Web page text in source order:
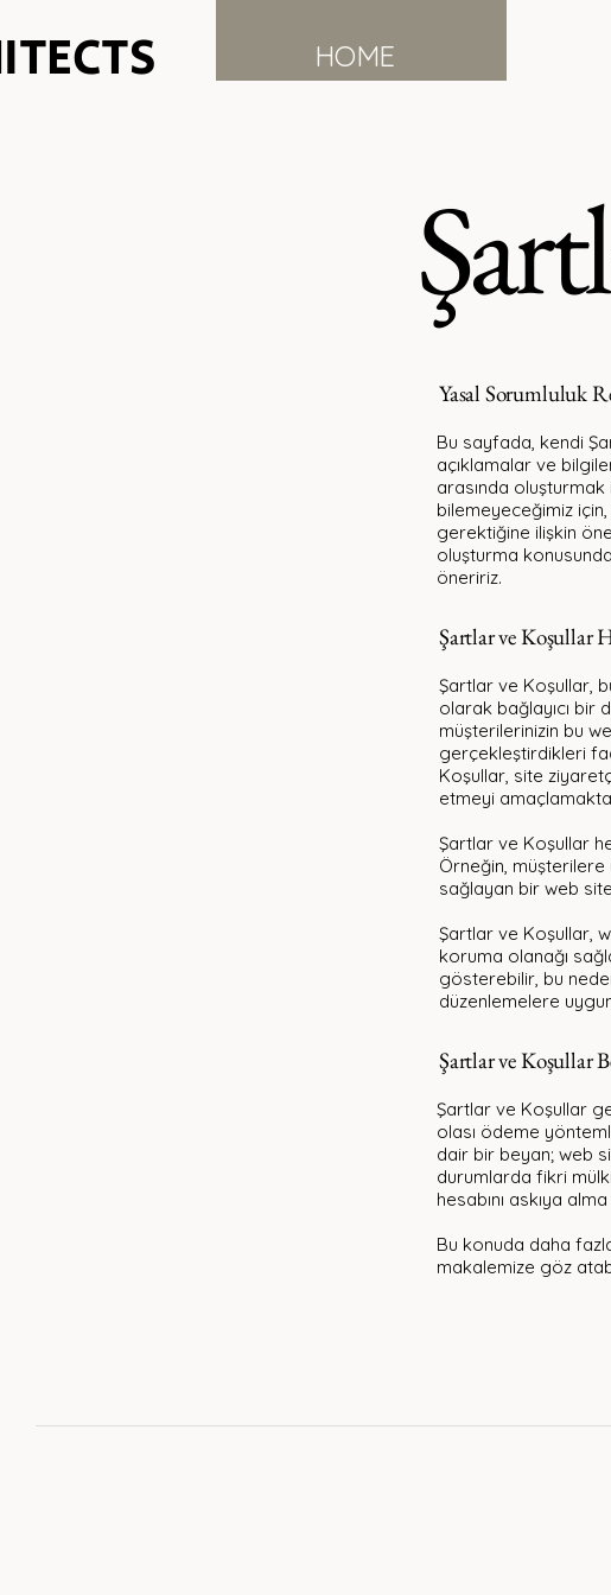
HOME
Yasal Sorumluluk
Bu sayfada, kendi
açıklamalar ve
arasında
bilemeyeceğimiz
gerektiğine ilişkin
oluşturma
öneririz.
Şartlar ve Koşullar
Şartlar ve Koşullar,
olarak bağlayıcı bir
müşterilerinizin bu
gerçekleştirdikleri
Koşullar, site
etmeyi
Şartlar ve Koşullar
Örneğin, müşterilere
sağlayan bir web
Şartlar ve Koşullar,
koruma olanağı
gösterebilir, bu
düzenlemelere uygun
Şartlar ve Koşullar
Şartlar ve Koşullar
olası ödeme
dair bir beyan; web
durumlarda fikri
hesabını askıya
Bu konuda daha
makalemize göz